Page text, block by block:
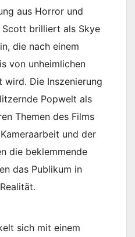
aus Horror und
Scott brilliert als Skye
die nach einem
von unheimlichen
wird. Die Inszenierung
Popwelt als
Themen des Films
und der
die beklemmende
das Publikum in
sich mit einem